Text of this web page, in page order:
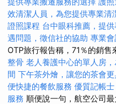
效清潔人員，為您提供專業清
證照課程 台中眼科推薦，提
遇問題，徵信社的協助 專業
OTP旅行報告稱，71％的銷售
整骨 老人養護中心的單人房
間 下午茶外燴，讓您的茶會
便快捷的餐飲服務 優質記帳
服務 順便說一句，航空公司